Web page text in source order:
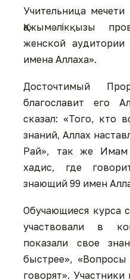
Учительница мечети
Қажымәлікқызы
женской
имена Аллаха».
Досточтимый
благославит его
сказал: «Того, кто
знаний, Аллах
Рай», так же Имам
хадис, где
знающий 99 имен
Обучающиеся курса
участвовали в
показали свое
быстрее»,
говорят».